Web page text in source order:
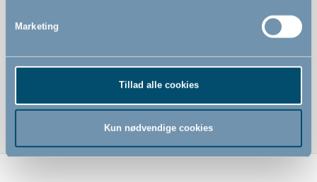
Marketing
Tillad alle cookies
Kun nødvendige cookies